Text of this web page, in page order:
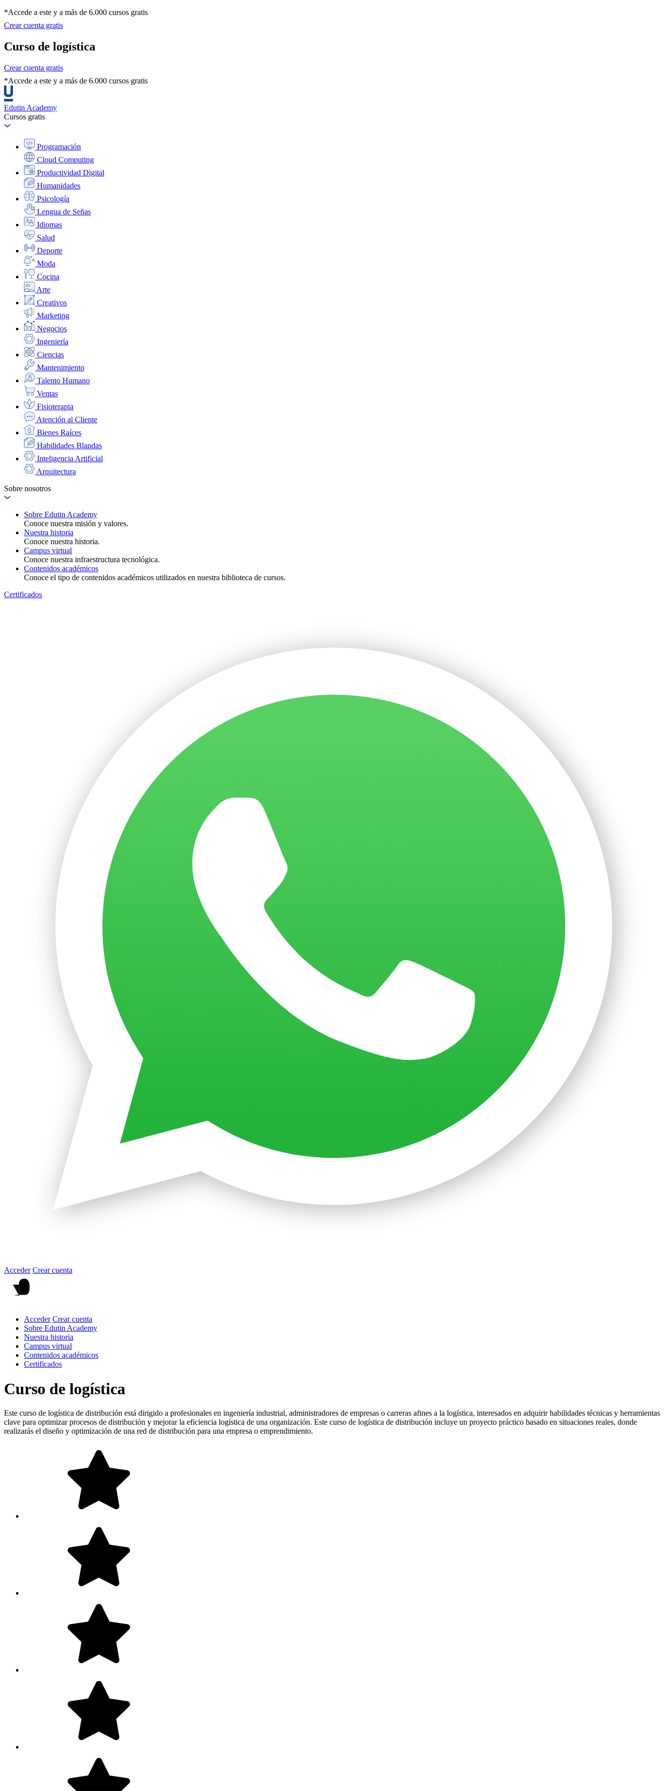
*Accede a este y a más de 6.000 cursos gratis
Crear cuenta gratis
Curso de logística
Crear cuenta gratis
*Accede a este y a más de 6.000 cursos gratis
Edutin Academy
Cursos gratis
Programación
Cloud Computing
Productividad Digital
Humanidades
Psicología
Lengua de Señas
Idiomas
Salud
Deporte
Moda
Cocina
Arte
Creativos
Marketing
Negocios
Ingeniería
Ciencias
Mantenimiento
Talento Humano
Ventas
Fisioterapia
Atención al Cliente
Bienes Raíces
Habilidades Blandas
Inteligencia Artificial
Arquitectura
Sobre nosotros
Sobre Edutin Academy
Conoce nuestra misión y valores.
Nuestra historia
Conoce nuestra historia.
Campus virtual
Conoce nuestra infraestructura tecnológica.
Contenidos académicos
Conoce el tipo de contenidos académicos utilizados en nuestra biblioteca de cursos.
Certificados
Acceder Crear cuenta
Acceder Crear cuenta
Sobre Edutin Academy
Nuestra historia
Campus virtual
Contenidos académicos
Certificados
Curso de logística
Este curso de logística de distribución está dirigido a profesionales en ingeniería industrial, administradores de empresas o carreras afines a la logística, interesados en adquirir habilidades técnicas y herramientas
clave para optimizar procesos de distribución y mejorar la eficiencia logística de una organización. Este curso de logística de distribución incluye un proyecto práctico basado en situaciones reales, donde
realizarás el diseño y optimización de una red de distribución para una empresa o emprendimiento.